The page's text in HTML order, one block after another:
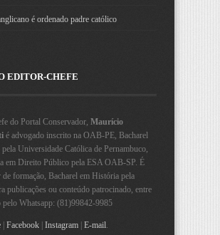
é ordenado padre católico
EDITOR-CHEFE
do Portal Conservador, Maurício
é advogado inscrito na OAB-PE, Bacharel
Universidade Católica de Pernambuco,
em Direito Público pela ESA OAB-SP. É
formação, Bacharel em História pela
publicações ou conteúdo patrocinado, entre
pelo Whatsapp: (81)99842-9985
| Facebook | Instagram | E-mail